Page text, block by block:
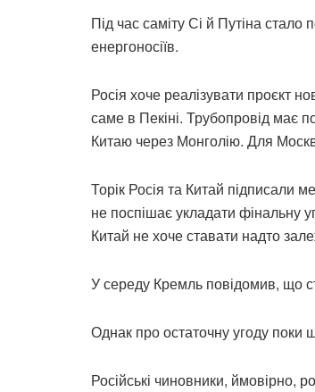
Під час саміту Сі й Путіна стало
енергоносіїв.
Росія хоче реалізувати проєкт
саме в Пекіні. Трубопровід має
Китаю через Монголію. Для
Торік Росія та Китай підписали
не поспішає укладати фінальну
Китай не хоче ставати надто
У середу Кремль повідомив, що
Однак про остаточну угоду поки
Російські чиновники, ймовірно,